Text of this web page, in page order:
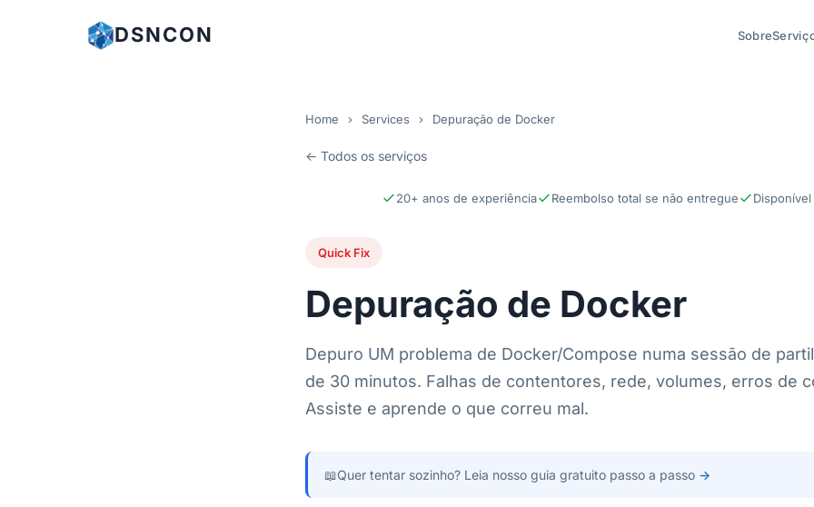
DSNCON Sobre
Home › Services › Depuração de Docker
← Todos os serviços
20+ anos de experiência Reembolso total se não entregue
Quick Fix
Depuração de Docker
Depuro UM problema de Docker/Compose numa sessão de
de 30 minutos. Falhas de contentores, rede, volumes, erros de
Assiste e aprende o que correu mal.
📖Quer tentar sozinho? Leia nosso guia gratuito passo a passo →